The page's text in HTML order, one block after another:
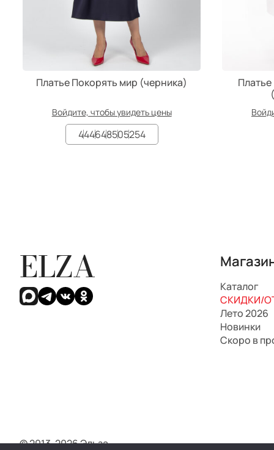
Платье Покорять мир (черника)
Войдите, чтобы увидеть цены
444648505254
ELZA
Каталог
СКИДКИ/
Лето 2026
Новинки
Скоро в
© 2013-2026 Эльза.